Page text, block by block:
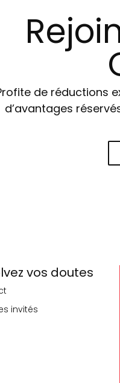
de réductions
d’avantages
vos doutes
invités